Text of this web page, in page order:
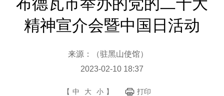
精神宣介会暨中国日活动
来源：（驻黑山使馆）
2023-02-10 18:37
【 中 大 小 】 打印